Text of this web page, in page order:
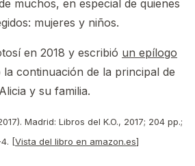
muchos, en especial de quienes
mujeres y niños.
en 2018 y escribió un epílogo
continuación de la principal de
y su familia.
Madrid: Libros del K.O., 2017; 204 pp.;
4. [Vista del libro en amazon.es]